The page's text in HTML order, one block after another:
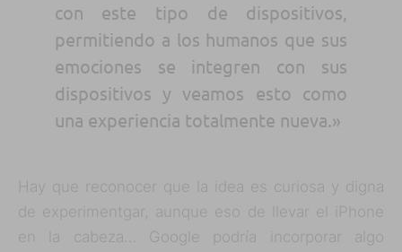
con este tipo de dispositivos,
permitiendo a los humanos que sus
emociones se integren con sus
dispositivos y veamos esto como
una experiencia totalmente nueva.»
Hay que reconocer que la idea es curiosa y digna
de experimentgar, aunque eso de llevar el iPhone
en la cabeza… Google podría incorporar algo